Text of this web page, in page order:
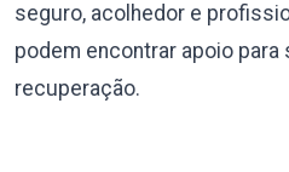
seguro, acolhedor e
podem encontrar apoio para
recuperação.